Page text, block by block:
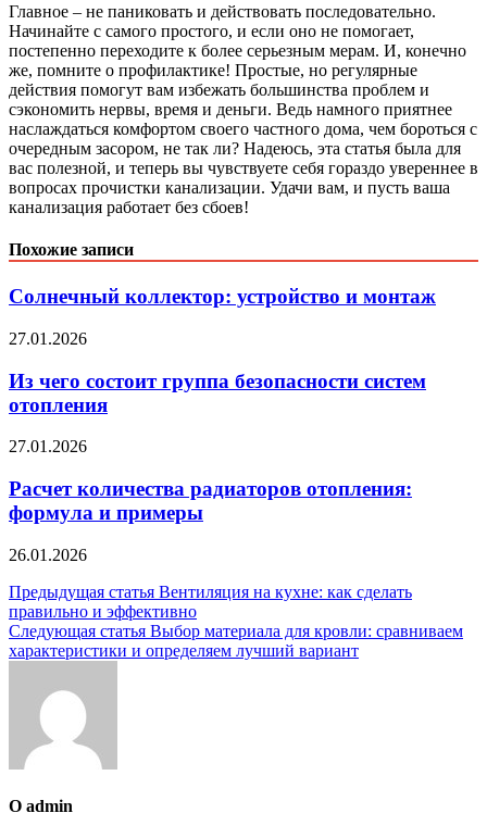
Главное – не паниковать и действовать последовательно.
Начинайте с самого простого, и если оно не помогает,
постепенно переходите к более серьезным мерам. И, конечно
же, помните о профилактике! Простые, но регулярные
действия помогут вам избежать большинства проблем и
сэкономить нервы, время и деньги. Ведь намного приятнее
наслаждаться комфортом своего частного дома, чем бороться с
очередным засором, не так ли? Надеюсь, эта статья была для
вас полезной, и теперь вы чувствуете себя гораздо увереннее в
вопросах прочистки канализации. Удачи вам, и пусть ваша
канализация работает без сбоев!
Похожие записи
Солнечный коллектор: устройство и монтаж
27.01.2026
Из чего состоит группа безопасности систем
отопления
27.01.2026
Расчет количества радиаторов отопления:
формула и примеры
26.01.2026
Навигация
по
записям
Предыдущая статья Вентиляция на кухне: как сделать
правильно и эффективно
Следующая статья Выбор материала для кровли: сравниваем
характеристики и определяем лучший вариант
О admin